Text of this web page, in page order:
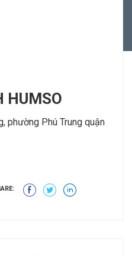
HUMSO
phường Phú Trung quận